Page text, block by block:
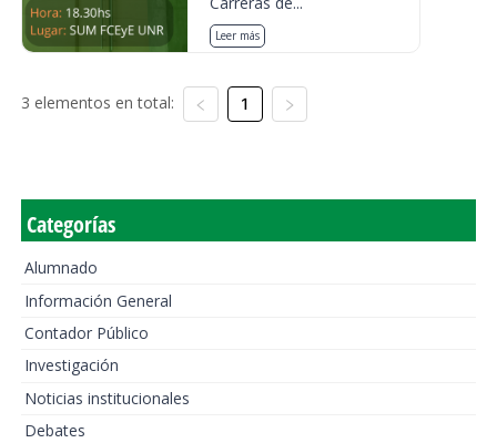
Leer más
3 elementos en total: 1
Categorías
Alumnado
Información General
Contador Público
Investigación
Noticias institucionales
Debates